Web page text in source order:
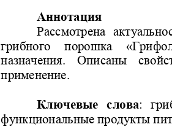
Аннотация
Рассмотрена
грибного  порошка
назначения.  Описаны
применение.
Ключевые  слова:
функциональные продукты